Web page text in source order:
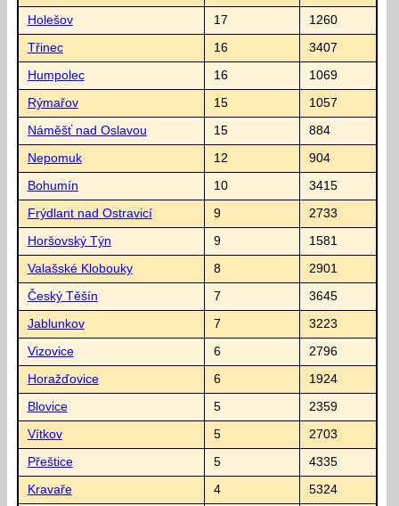
Holešov 17 1260
Třinec 16 3407
Humpolec 16 1069
Rýmařov 15 1057
Náměšť nad Oslavou 15 884
Nepomuk 12 904
Bohumín 10 3415
Frýdlant nad Ostravicí 9 2733
Horšovský Týn 9 1581
Valašské Klobouky 8 2901
Český Těšín 7 3645
Jablunkov 7 3223
Vizovice 6 2796
Horažďovice 6 1924
Blovice 5 2359
Vítkov 5 2703
Přeštice 5 4335
Kravaře 4 5324